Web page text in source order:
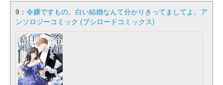
9： 令嬢ですもの、白い結婚なんて分かりきってましてよ。ア
ンソロジーコミック (ブシロードコミックス)